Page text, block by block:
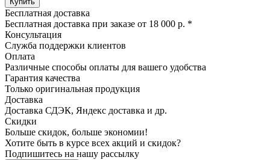
Бесплатная доставка
Бесплатная доставка при заказе от 18 000 р. *
Консультация
Служба поддержки клиентов
Оплата
Различные способы оплаты для вашего удобства
Гарантия качества
Только оригинальная продукция
Доставка
Доставка СДЭК, Яндекс доставка и др.
Скидки
Больше скидок, больше экономии!
Хотите быть в курсе всех акций и скидок?
Подпишитесь на нашу рассылку